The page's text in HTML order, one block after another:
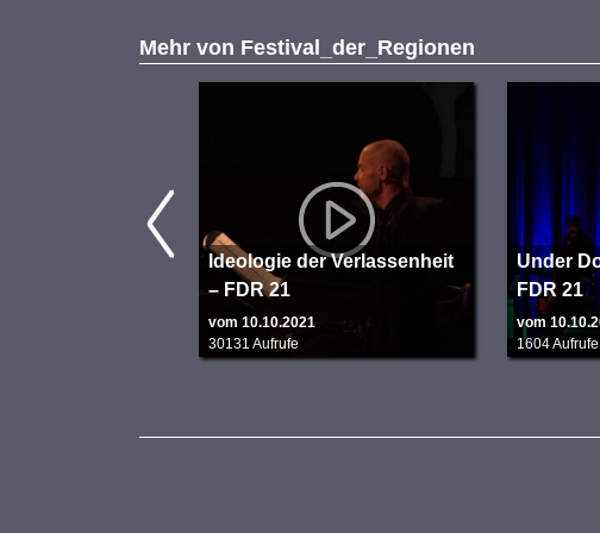
Mehr von Festival_der_Regionen
Ideologie der Verlassenheit
– FDR 21
vom 10.10.2021
30131 Aufrufe
Under
FDR 21
vom
1604 Aufrufe